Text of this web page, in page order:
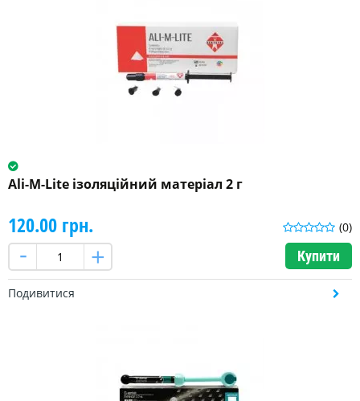
Ali-M-Lite ізоляційний матеріал 2 г
(0)
120.00 грн.
Купити
Подивитися